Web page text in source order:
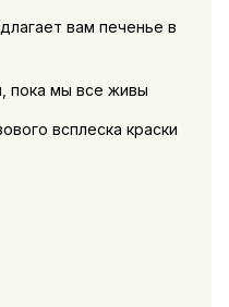
вам печенье в
пока мы все живы
всплеска краски